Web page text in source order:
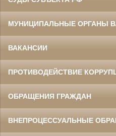
МУНИЦИПАЛЬНЫЕ ОРГАНЫ
ВАКАНСИИ
ПРОТИВОДЕЙСТВИЕ
ОБРАЩЕНИЯ ГРАЖДАН
ВНЕПРОЦЕССУАЛЬНЫЕ